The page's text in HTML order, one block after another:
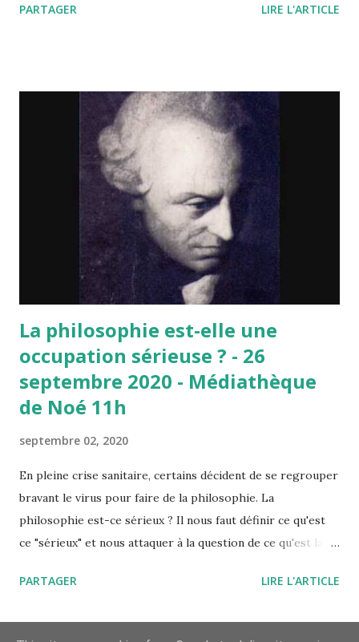
PARTAGER LIRE L'ARTICLE
La philosophie est-elle une
occupation sérieuse ? - 26
septembre 2020 - Médiathèque
de Noé 11h
septembre 02, 2020
En pleine crise sanitaire, certains décident de se regrouper
bravant le virus pour faire de la philosophie. La
philosophie est-ce sérieux ? Il nous faut définir ce qu'est
ce "sérieux" et nous attaquer à la question de ce qu'est la
de ce qui mérite de l'attention. Le dictionnaire nous dit
PARTAGER LIRE L'ARTICLE